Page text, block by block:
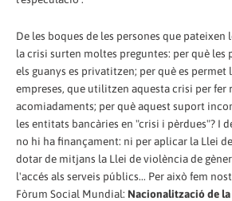
De les boques de les persones que pateixen
la crisi surten moltes preguntes: per què les
els guanys es privatitzen; per què es permet
empreses, que utilitzen aquesta crisi per
acomiadaments; per què aquest suport
les entitats bancàries en "crisi i pèrdues"? I
no hi ha finançament: ni per aplicar la Llei
dotar de mitjans la Llei de violència de
l'accés als serveis públics... Per això fem
Fòrum Social Mundial: Nacionalització de